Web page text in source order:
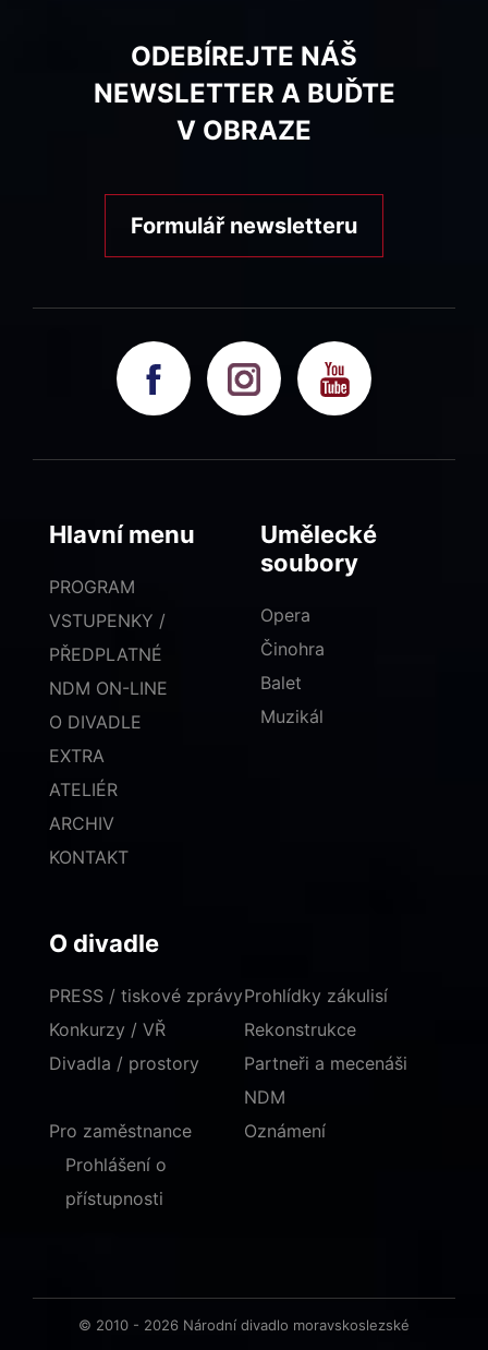
ODEBÍREJTE NÁŠ
NEWSLETTER A BUĎTE
V OBRAZE
Formulář newsletteru
Hlavní menu
PROGRAM
VSTUPENKY /
PŘEDPLATNÉ
NDM ON-LINE
O DIVADLE
EXTRA
ATELIÉR
ARCHIV
KONTAKT
Umělecké
soubory
Opera
Činohra
Balet
Muzikál
O divadle
PRESS / tiskové zprávy
Konkurzy / VŘ
Divadla / prostory
Prohlídky zákulisí
Rekonstrukce
Partneři a mecenáši
NDM
Pro zaměstnance
Oznámení
Prohlášení o
přístupnosti
© 2010 - 2026 Národní divadlo moravskoslezské